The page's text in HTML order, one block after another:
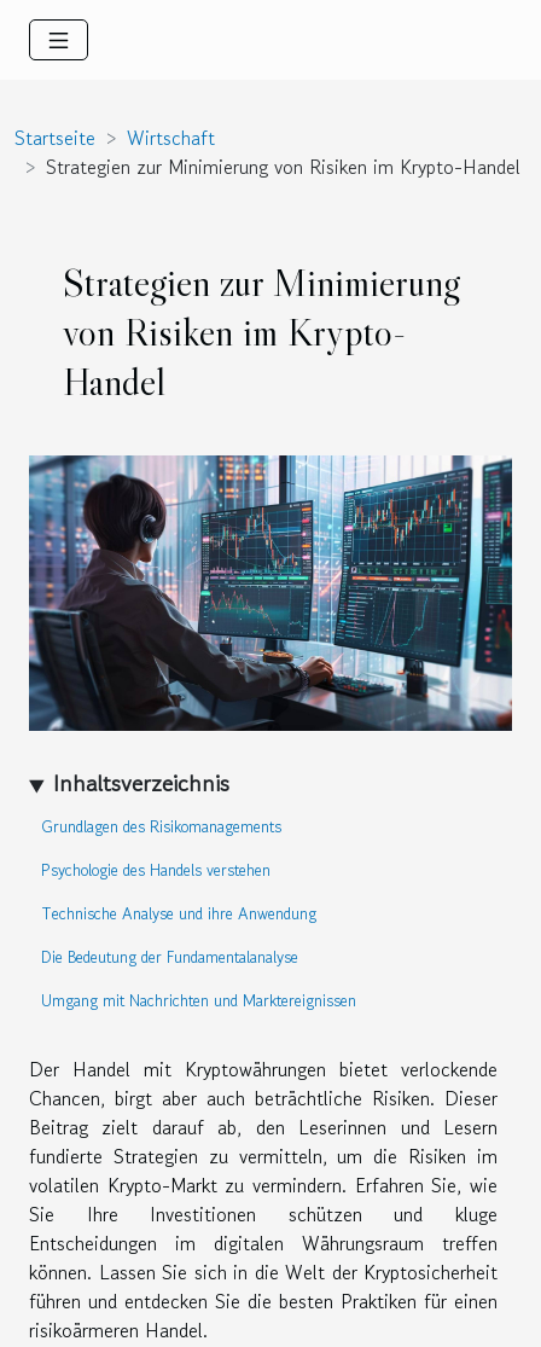
Startseite
Wirtschaft
Strategien zur Minimierung von Risiken im Krypto-Handel
Strategien zur Minimierung
von Risiken im Krypto-
Handel
Inhaltsverzeichnis
Grundlagen des Risikomanagements
Psychologie des Handels verstehen
Technische Analyse und ihre Anwendung
Die Bedeutung der Fundamentalanalyse
Umgang mit Nachrichten und Marktereignissen
Der Handel mit Kryptowährungen bietet verlockende
Chancen, birgt aber auch beträchtliche Risiken. Dieser
Beitrag zielt darauf ab, den Leserinnen und Lesern
fundierte Strategien zu vermitteln, um die Risiken im
volatilen Krypto-Markt zu vermindern. Erfahren Sie, wie
Sie Ihre Investitionen schützen und kluge
Entscheidungen im digitalen Währungsraum treffen
können. Lassen Sie sich in die Welt der Kryptosicherheit
führen und entdecken Sie die besten Praktiken für einen
risikoärmeren Handel.